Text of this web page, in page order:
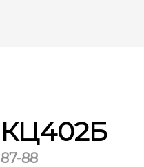
КЦ402Б
87-88